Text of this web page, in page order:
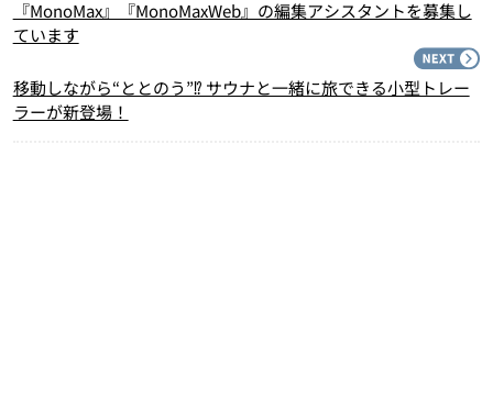
『MonoMax』『MonoMaxWeb』の編集アシスタントを募集し
ています
移動しながら“ととのう”⁉︎ サウナと一緒に旅できる小型トレー
ラーが新登場！